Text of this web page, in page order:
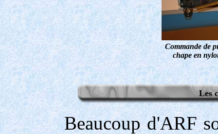
Commande de
chape en
Les
Beaucoup d'ARF